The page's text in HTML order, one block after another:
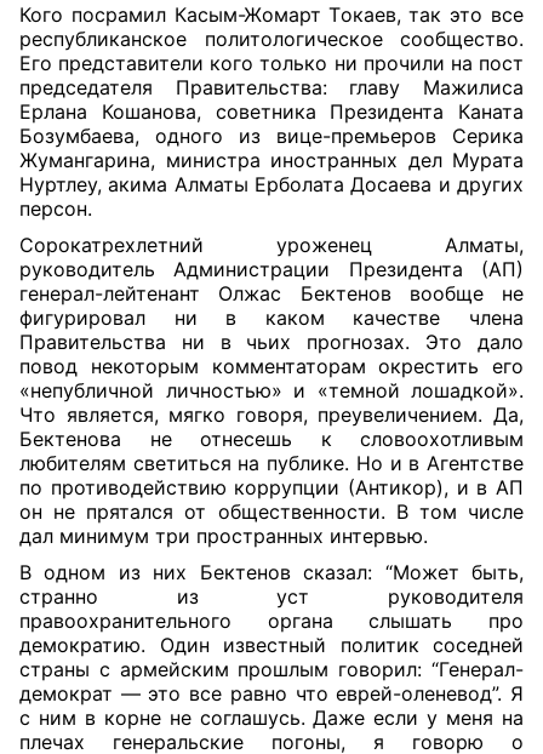
Кого посрамил Касым-Жомарт Токаев, так это все
республиканское политологическое сообщество.
Его представители кого только ни прочили на пост
председателя Правительства: главу Мажилиса
Ерлана Кошанова, советника Президента Каната
Бозумбаева, одного из вице-премьеров Серика
Жумангарина, министра иностранных дел Мурата
Нуртлеу, акима Алматы Ерболата Досаева и других
персон.
Сорокатрехлетний уроженец Алматы,
руководитель Администрации Президента (АП)
генерал-лейтенант Олжас Бектенов вообще не
фигурировал ни в каком качестве члена
Правительства ни в чьих прогнозах. Это дало
повод некоторым комментаторам окрестить его
«непубличной личностью» и «темной лошадкой».
Что является, мягко говоря, преувеличением. Да,
Бектенова не отнесешь к словоохотливым
любителям светиться на публике. Но и в Агентстве
по противодействию коррупции (Антикор), и в АП
он не прятался от общественности. В том числе
дал минимум три пространных интервью.
В одном из них Бектенов сказал: “Может быть,
странно из уст руководителя
правоохранительного органа слышать про
демократию. Один известный политик соседней
страны с армейским прошлым говорил: “Генерал-
демократ — это все равно что еврей-оленевод”. Я
с ним в корне не соглашусь. Даже если у меня на
плечах генеральские погоны, я говорю о